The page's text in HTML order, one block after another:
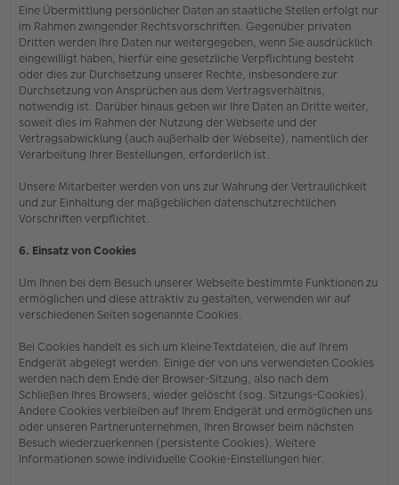
Eine Übermittlung persönlicher Daten an staatliche Stellen erfolgt nur
im Rahmen zwingender Rechtsvorschriften. Gegenüber privaten
Dritten werden Ihre Daten nur weitergegeben, wenn Sie ausdrücklich
eingewilligt haben, hierfür eine gesetzliche Verpflichtung besteht
oder dies zur Durchsetzung unserer Rechte, insbesondere zur
Durchsetzung von Ansprüchen aus dem Vertragsverhältnis,
notwendig ist. Darüber hinaus geben wir Ihre Daten an Dritte weiter,
soweit dies im Rahmen der Nutzung der Webseite und der
Vertragsabwicklung (auch außerhalb der Webseite), namentlich der
Verarbeitung Ihrer Bestellungen, erforderlich ist.
Unsere Mitarbeiter werden von uns zur Wahrung der Vertraulichkeit
und zur Einhaltung der maßgeblichen datenschutzrechtlichen
Vorschriften verpflichtet.
6. Einsatz von Cookies
Um Ihnen bei dem Besuch unserer Webseite bestimmte Funktionen zu
ermöglichen und diese attraktiv zu gestalten, verwenden wir auf
verschiedenen Seiten sogenannte Cookies.
Bei Cookies handelt es sich um kleine Textdateien, die auf Ihrem
Endgerät abgelegt werden. Einige der von uns verwendeten Cookies
werden nach dem Ende der Browser-Sitzung, also nach dem
Schließen Ihres Browsers, wieder gelöscht (sog. Sitzungs-Cookies).
Andere Cookies verbleiben auf Ihrem Endgerät und ermöglichen uns
oder unseren Partnerunternehmen, Ihren Browser beim nächsten
Besuch wiederzuerkennen (persistente Cookies). Weitere
Informationen sowie individuelle Cookie-Einstellungen hier.